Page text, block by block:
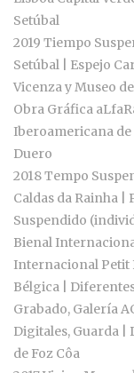
Setúbal
2019 Tiempo
Setúbal | Espejo
Vicenza y Museo
Obra Gráfica
Iberoamericana
Duero
2018 Tempo
Caldas da Rainha |
Suspendido
Bienal
Internacional Petit
Bélgica |
Grabado, Galería
Digitales, Guarda |
de Foz Côa